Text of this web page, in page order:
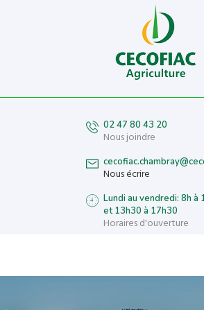
02 47 80 43 20
Nous joindre
Nous écrire
Lundi au vendredi: 8h à
et 13h30 à 17h30
Horaires d'ouverture